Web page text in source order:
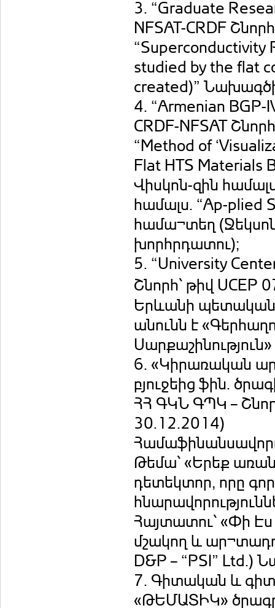
3. “Graduate
NFSAT-CRDF
“Superconductivity
studied by the flat
created)”
4. “Armenian BGP-
CRDF-NFSAT
“Method of
Flat HTS Materials
Վիսկոն-զին
համալս. “Ap-plied
համա¬տեղ
խորհրդատու);
5. “University
Շնորհ՝ թիվ UCEP
Երևանի պետական
անունն է
6. «Կիրառական
բյուջեից ֆին.
ՀՀ ԳԿՆ ԳՊԿ –
30.12.2014)
Թեմա՝ «Երեք
դետեկտոր, որը
Հայտատու՝ «Փի Էս
մշակող և
D&P – “PSI” Ltd.)
7. Գիտական և
«ԹԵՄԱՏԻԿ»